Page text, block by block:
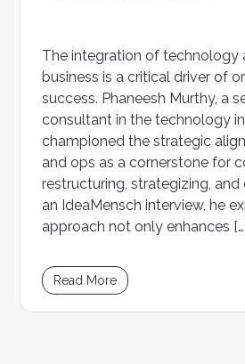
The integration of technology
business is a critical driver of
success. Phaneesh Murthy, a
consultant in the technology
championed the strategic
and ops as a cornerstone for
restructuring, strategizing, and
an IdeaMensch interview, he
approach not only enhances
Read More